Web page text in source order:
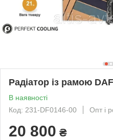
Радіатор із рамою
В наявності
Код: 231-DF0146-00
Опт і
20 800 ₴